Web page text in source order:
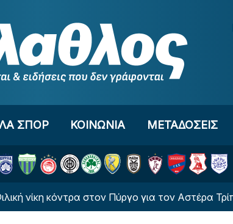
ΣΠΟΡ ΚΟΙΝΩΝΙΑ ΜΕΤΑΔΟΣΕΙΣ
κόντρα στον Πύργο για τον Αστέρα Τρίπολης